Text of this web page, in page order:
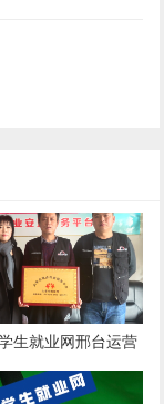
生就业网邢台运营